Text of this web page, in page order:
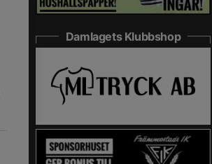
Damlagets Klubbshop